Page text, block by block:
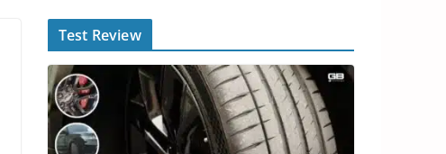
Test Review